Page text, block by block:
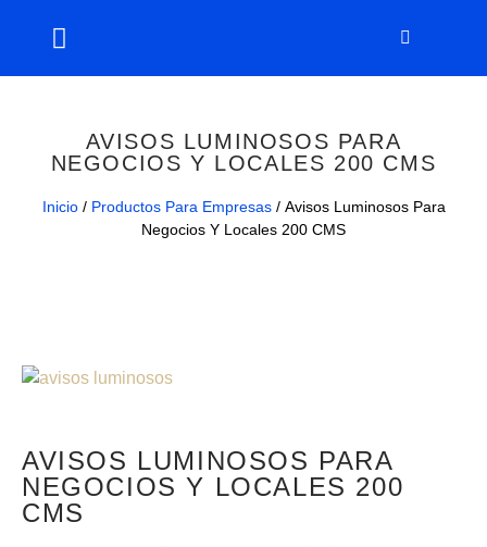
AVISOS LUMINOSOS PARA
NEGOCIOS Y LOCALES 200 CMS
Inicio/ Productos Para Empresas/ Avisos Luminosos Para
Negocios Y Locales 200 CMS
AVISOS LUMINOSOS PARA
NEGOCIOS Y LOCALES 200
CMS